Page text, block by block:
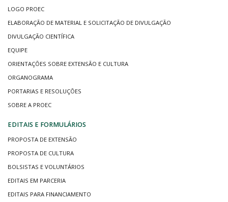
LOGO PROEC
ELABORAÇÃO DE MATERIAL E SOLICITAÇÃO DE DIVULGAÇÃO
DIVULGAÇÃO CIENTÍFICA
EQUIPE
ORIENTAÇÕES SOBRE EXTENSÃO E CULTURA
ORGANOGRAMA
PORTARIAS E RESOLUÇÕES
SOBRE A PROEC
EDITAIS E FORMULÁRIOS
PROPOSTA DE EXTENSÃO
PROPOSTA DE CULTURA
BOLSISTAS E VOLUNTÁRIOS
EDITAIS EM PARCERIA
EDITAIS PARA FINANCIAMENTO